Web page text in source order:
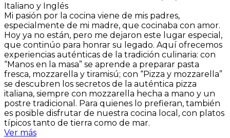
Italiano y Inglés
Mi pasión por la cocina viene de mis padres,
especialmente de mi madre, que cocinaba con amor.
Hoy ya no están, pero me dejaron este lugar especial,
que continúo para honrar su legado. Aquí ofrecemos
experiencias auténticas de la tradición culinaria: con
“Manos en la masa” se aprende a preparar pasta
fresca, mozzarella y tiramisú; con “Pizza y mozzarella”
se descubren los secretos de la auténtica pizza
italiana, siempre con mozzarella hecha a mano y un
postre tradicional. Para quienes lo prefieran, también
es posible disfrutar de nuestra cocina local, con platos
típicos tanto de tierra como de mar.
Ver más